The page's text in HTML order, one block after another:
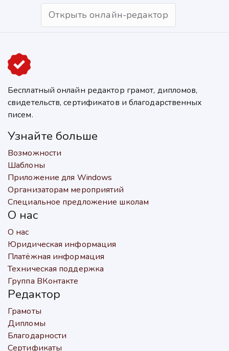
Открыть онлайн-редактор
Бесплатный онлайн редактор грамот, дипломов,
свидетельств, сертификатов и благодарственных
писем.
Узнайте больше
Возможности
Шаблоны
Приложение для Windows
Организаторам мероприятий
Специальное предложение школам
О нас
О нас
Юридическая информация
Платёжная информация
Техническая поддержка
Группа ВКонтакте
Редактор
Грамоты
Дипломы
Благодарности
Сертификаты